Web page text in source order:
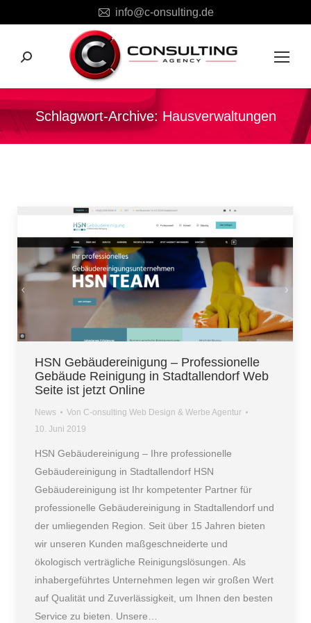
info@c-onsulting.de
Search:
Schlagwort-Archive: Hausverwaltungen
HSN Gebäudereinigung – Professionelle
Gebäude Reinigung in Stadtallendorf Web
Seite ist jetzt Online
News Von C-onsulting Web Design & Werbe Agentur
10. Juni 2019
HSN Gebäudereinigung – Ihre professionelle
Gebäudereinigung in Stadtallendorf HSN
Gebäudereinigung ist Ihr kompetenter Partner für
professionelle Gebäudereinigung in Stadtallendorf und
der umliegenden Region. Seit über 15 Jahren bieten
wir unseren Kunden maßgeschneiderte und
ökologisch verträgliche Reinigungslösungen. Als
inhabergeführtes Unternehmen legen wir großen Wert
auf Qualität und Zuverlässigkeit, um Ihnen den besten
Service zu bieten. Unsere…